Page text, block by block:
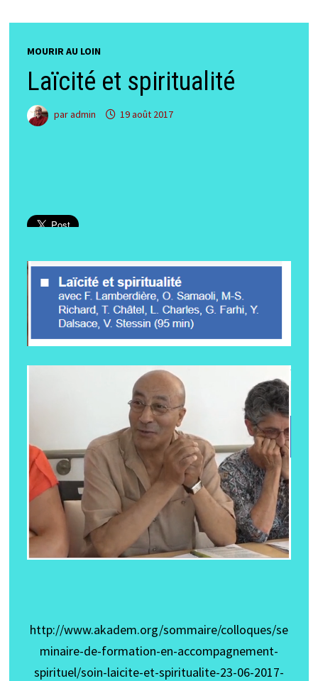
MOURIR AU LOIN
Laïcité et spiritualité
paradmin 19 août 2017
http://www.akadem.org/sommaire/colloques/se
minaire-de-formation-en-accompagnement-
spirituel/soin-laicite-et-spiritualite-23-06-2017-